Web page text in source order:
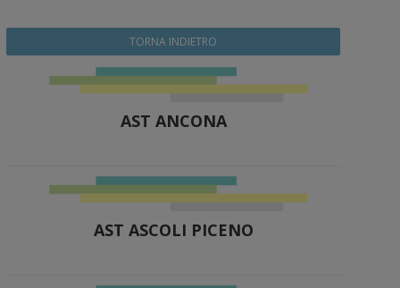
TORNA INDIETRO
AST ANCONA
AST ASCOLI PICENO